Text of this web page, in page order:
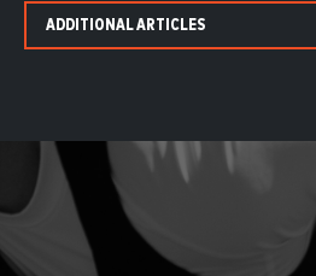
ADDITIONAL ARTICLES